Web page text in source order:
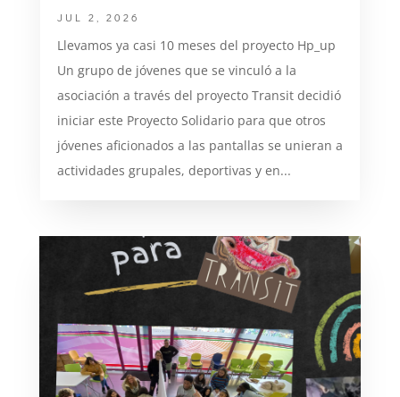
JUL 2, 2026
Llevamos ya casi 10 meses del proyecto Hp_up
Un grupo de jóvenes que se vinculó a la
asociación a través del proyecto Transit decidió
iniciar este Proyecto Solidario para que otros
jóvenes aficionados a las pantallas se unieran a
actividades grupales, deportivas y en...